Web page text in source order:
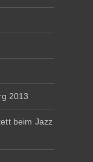
2013
beim Jazz